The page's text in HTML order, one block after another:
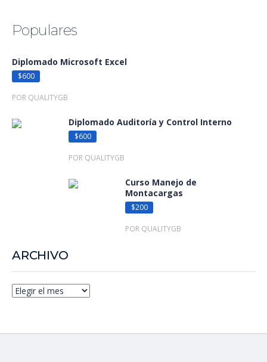
Populares
Diplomado Microsoft Excel
$600
POR QUALITYGB
Diplomado Auditoría y Control Interno
$600
POR QUALITYGB
Curso Manejo de
Montacargas
$200
POR QUALITYGB
ARCHIVO